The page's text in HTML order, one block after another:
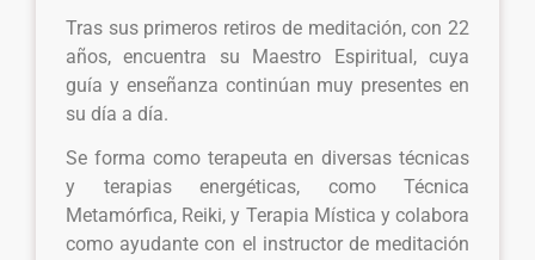
Tras sus primeros retiros de meditación, con 22
años, encuentra su Maestro Espiritual, cuya
guía y enseñanza continúan muy presentes en
su día a día.
Se forma como terapeuta en diversas técnicas
y terapias energéticas, como Técnica
Metamórfica, Reiki, y Terapia Mística y colabora
como ayudante con el instructor de meditación